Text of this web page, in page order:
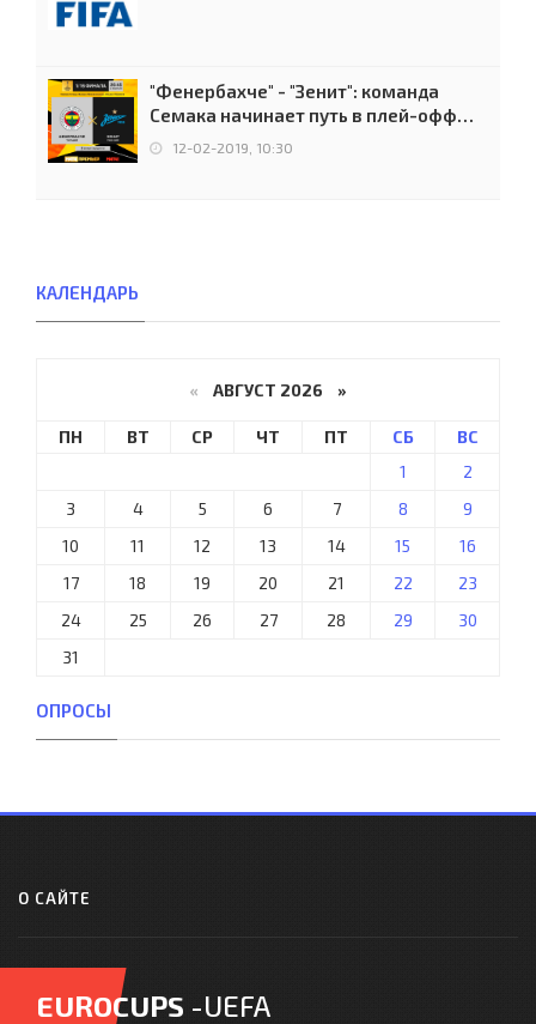
"Фенербахче" - "Зенит": команда
Семака начинает путь в плей-офф
Лиги Европы
12-02-2019, 10:30
КАЛЕНДАРЬ
« АВГУСТ 2026 »
ПН ВТ СР ЧТ ПТ СБ
ВС
1
2
3
4 5 6 7 8
9
10
11 12 13 14 15
16
17
18 19 20 21 22
23
24
25 26 27 28 29
30
31
ОПРОСЫ
О САЙТЕ
EUROCUPS -UEFA